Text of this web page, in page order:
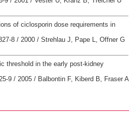
of ciclosporin dose requirements in
8 / 2000 / Strehlau J, Pape L, Offner G
threshold in the early post-kidney
9 / 2005 / Balbontin F, Kiberd B, Fraser A